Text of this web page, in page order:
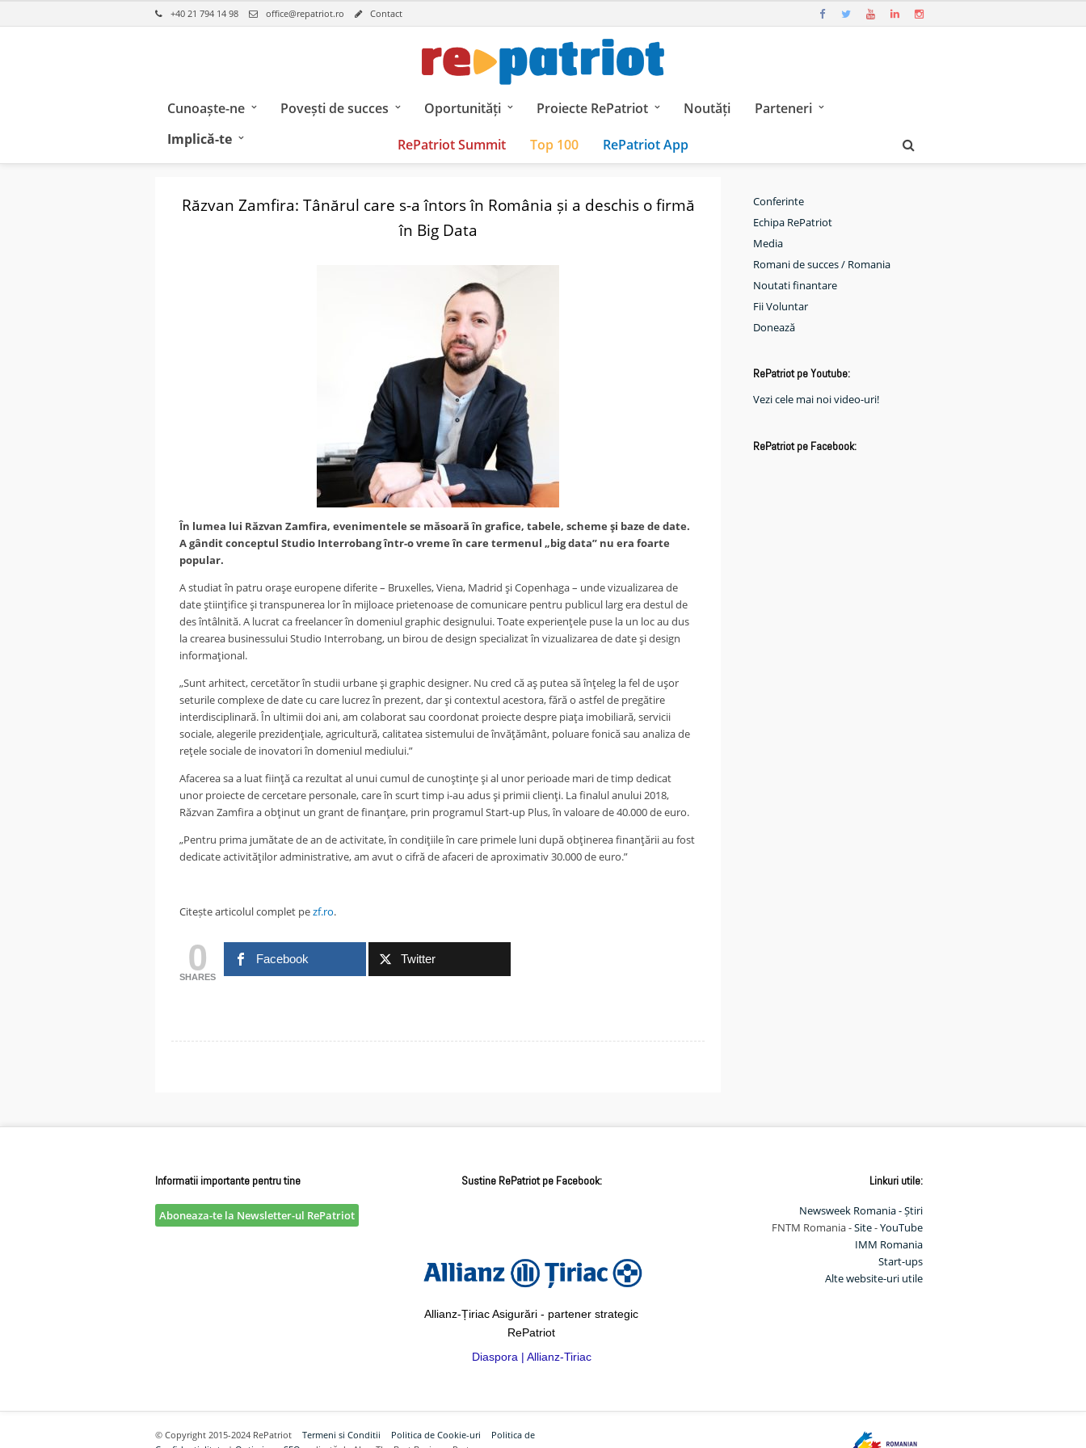
+40 21 794 14 98 office@repatriot.ro Contact
Cunoaște-ne Povești de succes Oportunități Proiecte RePatriot Noutăți
Parteneri
Implică-te
RePatriot Summit Top 100 RePatriot App
Răzvan Zamfira: Tânărul care s-a întors în România și a deschis o firmă
în Big Data
În lumea lui Răzvan Zamfira, evenimentele se măsoară în grafice, tabele, scheme şi baze de date.
A gândit conceptul Studio Interrobang într-o vreme în care termenul „big data” nu era foarte
popular.
A studiat în patru oraşe europene diferite – Bruxelles, Viena, Madrid şi Copenhaga – unde vizualizarea de
date ştiinţifice şi transpunerea lor în mijloace prietenoase de comunicare pentru publicul larg era destul de
des întâlnită. A lucrat ca freelancer în domeniul graphic designului. Toate experienţele puse la un loc au dus
la crearea businessului Studio Interrobang, un birou de design specializat în vizualizarea de date şi design
informaţional.
„Sunt arhitect, cercetător în studii urbane şi graphic designer. Nu cred că aş putea să înţeleg la fel de uşor
seturile complexe de date cu care lucrez în prezent, dar şi contextul acestora, fără o astfel de pregătire
interdisciplinară. În ultimii doi ani, am colaborat sau coordonat proiecte despre piaţa imobiliară, servicii
sociale, alegerile prezidenţiale, agricultură, calitatea sistemului de învăţământ, poluare fonică sau analiza de
reţele sociale de inovatori în domeniul mediului.”
Afacerea sa a luat fiinţă ca rezultat al unui cumul de cunoştinţe şi al unor perioade mari de timp dedicat
unor proiecte de cercetare personale, care în scurt timp i-au adus şi primii clienţi. La finalul anului 2018,
Răzvan Zamfira a obţinut un grant de finanţare, prin programul Start-up Plus, în valoare de 40.000 de euro.
„Pentru prima jumătate de an de activitate, în condiţiile în care primele luni după obţinerea finanţării au fost
dedicate activităţilor administrative, am avut o cifră de afaceri de aproximativ 30.000 de euro.”
Citește articolul complet pezf.ro.
0
SHARES
Facebook Twitter
Conferinte
Echipa RePatriot
Media
Romani de succes / Romania
Noutati finantare
Fii Voluntar
Donează
RePatriot pe Youtube:
Vezi cele mai noi video-uri!
RePatriot pe Facebook:
Informatii importante pentru tine
Aboneaza-te la Newsletter-ul RePatriot
Sustine RePatriot pe Facebook:
Allianz-Țiriac Asigurări - partener strategic
RePatriot
Diaspora | Allianz-Tiriac
Linkuri utile:
Newsweek Romania - Știri
FNTM Romania -Site-YouTube
IMM Romania
Start-ups
Alte website-uri utile
© Copyright 2015-2024 RePatriot Termeni si Conditii Politica de Cookie-uri
Politica de